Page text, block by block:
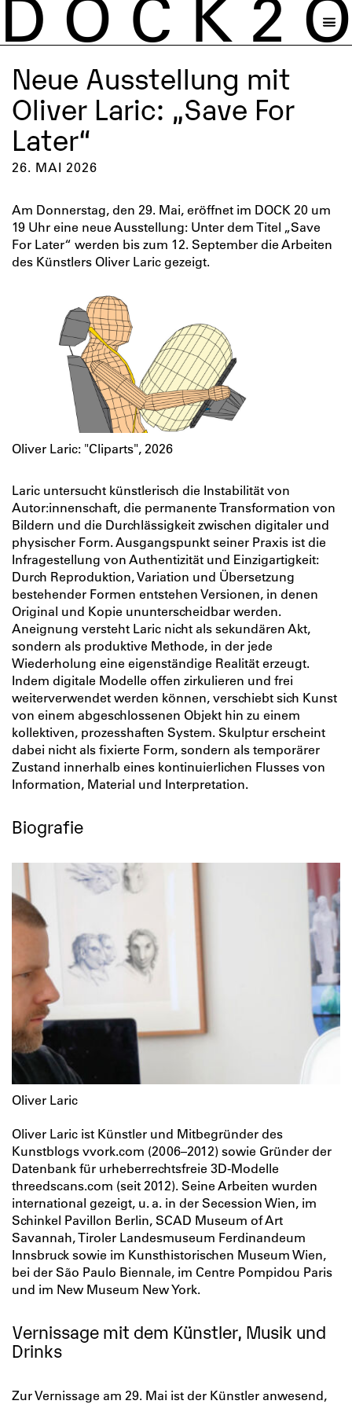
D O C K 2 O
Neue Ausstellung mit
Oliver Laric: „Save For
Later“
26. MAI 2026
Am Donnerstag, den 29. Mai, eröffnet im DOCK 20 um
19 Uhr eine neue Ausstellung: Unter dem Titel „Save
For Later“ werden bis zum 12. September die Arbeiten
des Künstlers Oliver Laric gezeigt.
Oliver Laric: "Cliparts", 2026
Laric untersucht künstlerisch die Instabilität von
Autor:innenschaft, die permanente Transformation von
Bildern und die Durchlässigkeit zwischen digitaler und
physischer Form. Ausgangspunkt seiner Praxis ist die
Infragestellung von Authentizität und Einzigartigkeit:
Durch Reproduktion, Variation und Übersetzung
bestehender Formen entstehen Versionen, in denen
Original und Kopie ununterscheidbar werden.
Aneignung versteht Laric nicht als sekundären Akt,
sondern als produktive Methode, in der jede
Wiederholung eine eigenständige Realität erzeugt.
Indem digitale Modelle offen zirkulieren und frei
weiterverwendet werden können, verschiebt sich Kunst
von einem abgeschlossenen Objekt hin zu einem
kollektiven, prozesshaften System. Skulptur erscheint
dabei nicht als fixierte Form, sondern als temporärer
Zustand innerhalb eines kontinuierlichen Flusses von
Information, Material und Interpretation.
Biografie
Oliver Laric
Oliver Laric ist Künstler und Mitbegründer des
Kunstblogs vvork.com (2006–2012) sowie Gründer der
Datenbank für urheberrechtsfreie 3D-Modelle
threedscans.com (seit 2012). Seine Arbeiten wurden
international gezeigt, u. a. in der Secession Wien, im
Schinkel Pavillon Berlin, SCAD Museum of Art
Savannah, Tiroler Landesmuseum Ferdinandeum
Innsbruck sowie im Kunst­historischen Museum Wien,
bei der São Paulo Biennale, im Centre Pompidou Paris
und im New Museum New York.
Vernissage mit dem Künstler, Musik und
Drinks
Zur Vernissage am 29. Mai ist der Künstler anwesend,